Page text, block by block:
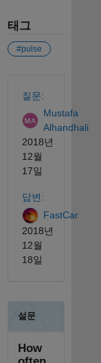
태그
#pulse
질문:
Mustafa
Alhandhali
2018년
12월
17일
답변:
FastCar
2018년
12월
18일